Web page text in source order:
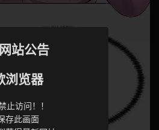
网站公告
浏览器
止访问！！
存此画面